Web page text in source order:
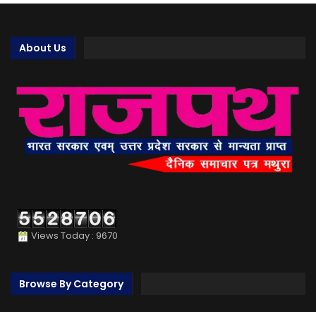
About Us
Views Today : 9670
Browse By Category